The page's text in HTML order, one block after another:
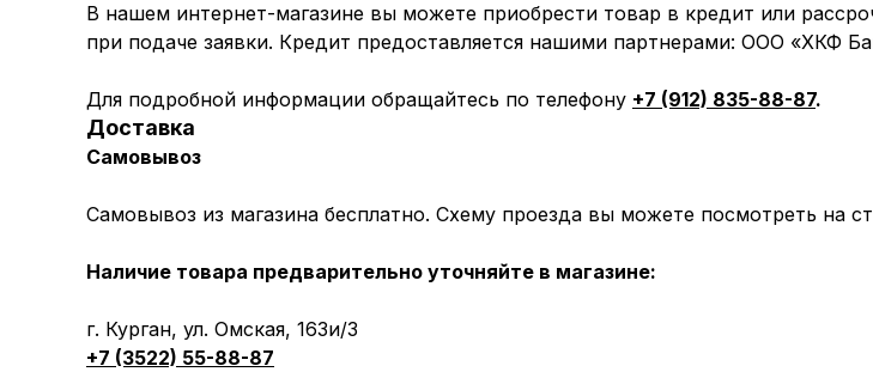
В нашем интернет-магазине вы можете приобрести товар в кредит или
при подаче заявки. Кредит предоставляется нашими партнерами: ООО «ХКФ
Для подробной информации обращайтесь по телефону +7 (912) 835-88-87.
Доставка
Самовывоз
Самовывоз из магазина бесплатно. Схему проезда вы можете посмотреть на
Наличие товара предварительно уточняйте в магазине:
г. Курган, ул. Омская, 163и/3
+7 (3522) 55-88-87